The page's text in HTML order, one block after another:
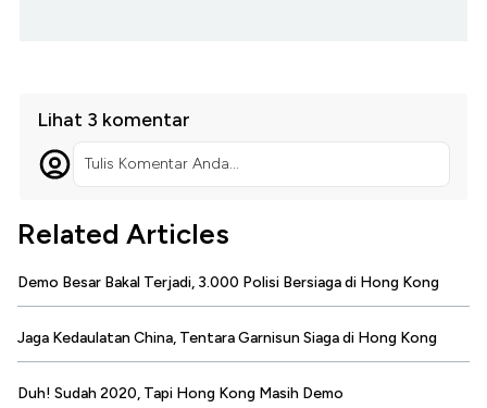
Lihat 3 komentar
Tulis Komentar Anda...
Related Articles
Demo Besar Bakal Terjadi, 3.000 Polisi Bersiaga di Hong Kong
Jaga Kedaulatan China, Tentara Garnisun Siaga di Hong Kong
Duh! Sudah 2020, Tapi Hong Kong Masih Demo